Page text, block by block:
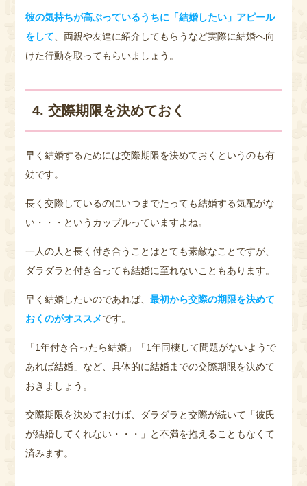
彼の気持ちが高ぶっているうちに「結婚したい」アピール
をして 、両親や友達に紹介してもらうなど実際に結婚へ向
けた行動を取ってもらいましょう。
4. 交際期限を決めておく
早く結婚するためには交際期限を決めておくというのも有
効です。
長く交際しているのにいつまでたっても結婚する気配がな
い・・・というカップルっていますよね。
一人の人と長く付き合うことはとても素敵なことですが、
ダラダラと付き合っても結婚に至れないこともあります。
早く結婚したいのであれば、最初から交際の期限を決めて
おくのがオススメです。
「1年付き合ったら結婚」「1年同棲して問題がないようで
あれば結婚」など、具体的に結婚までの交際期限を決めて
おきましょう。
交際期限を決めておけば、ダラダラと交際が続いて「彼氏
が結婚してくれない・・・」と不満を抱えることもなくて
済みます。